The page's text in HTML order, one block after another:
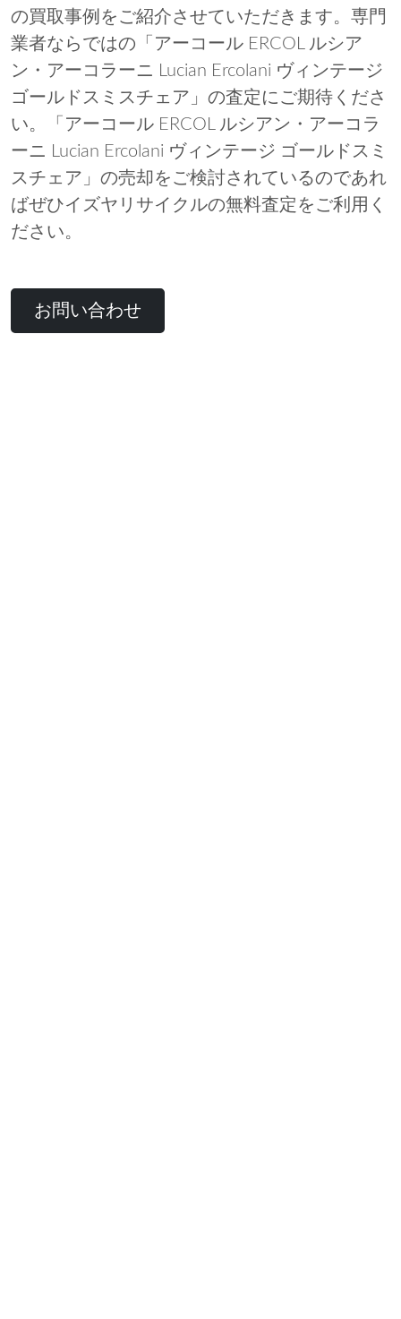
の買取事例をご紹介させていただきます。専門
業者ならではの「アーコール ERCOL ルシア
ン・アーコラーニ Lucian Ercolani ヴィンテージ
ゴールドスミスチェア」の査定にご期待くださ
い。「アーコール ERCOL ルシアン・アーコラ
ーニ Lucian Ercolani ヴィンテージ ゴールドスミ
スチェア」の売却をご検討されているのであれ
ばぜひイズヤリサイクルの無料査定をご利用く
ださい。
お問い合わせ